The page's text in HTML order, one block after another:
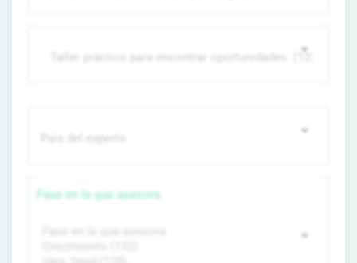
Fase en la que asesora